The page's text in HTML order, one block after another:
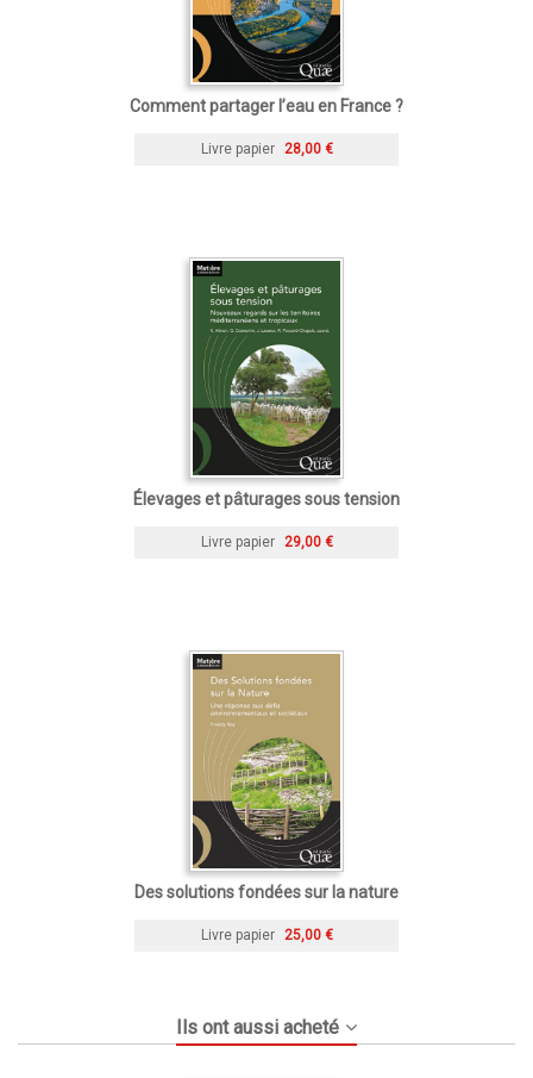
Comment partager l’eau en France ?
Livre papier 28,00 €
Élevages et pâturages sous tension
Livre papier 29,00 €
Des solutions fondées sur la nature
Livre papier 25,00 €
Ils ont aussi acheté